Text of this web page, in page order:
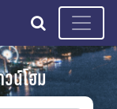
search
น์โฮม